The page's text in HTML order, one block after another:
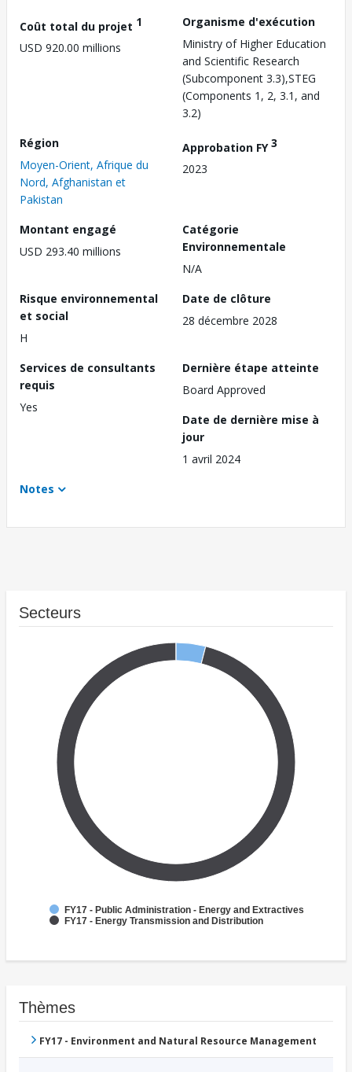
Coût total du projet 1
USD 920.00 millions
Organisme d'exécution
Ministry of Higher Education
and Scientific Research
(Subcomponent 3.3),STEG
(Components 1, 2, 3.1, and
3.2)
Région
Moyen-Orient, Afrique du
Nord, Afghanistan et
Pakistan
Approbation FY3
2023
Montant engagé
USD 293.40 millions
Catégorie
Environnementale
N/A
Risque environnemental
et social
H
Date de clôture
28 décembre 2028
Services de consultants
requis
Yes
Dernière étape atteinte
Board Approved
Date de dernière mise à
jour
1 avril 2024
Notes
Secteurs
FY17 - Public Administration - Energy and Extractives
FY17 - Energy Transmission and Distribution
Thèmes
FY17 - Environment and Natural Resource Management